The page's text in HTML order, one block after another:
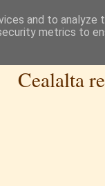
Cealalta
and to analyze
metrics to